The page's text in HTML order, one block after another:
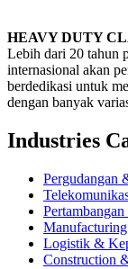
HEAVY DUTY
Lebih dari 20 tahun
internasional akan
berdedikasi untuk
dengan banyak
Industries
Pergudangan
Logistik &
Construction